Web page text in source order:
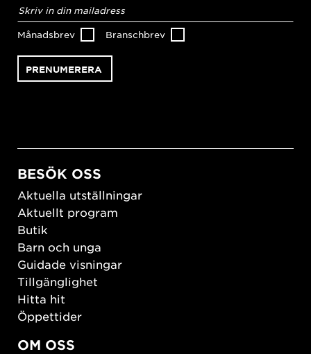
postadress*
Månadsbrev Branschbrev
BESÖK OSS
Aktuella utställningar
Aktuellt program
Butik
Barn och unga
Guidade visningar
Tillgänglighet
Hitta hit
Öppettider
OM OSS